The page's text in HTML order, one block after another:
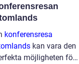
konferensresa
kan vara den
möjligheten för